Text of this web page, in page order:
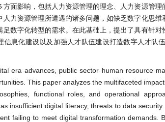
方面影响，包括人力资源管理的理念、人力资源管
人力资源管理所遭遇的诸多问题，如缺乏数字化思
足数字化转型的需求。在此基础上，提出了具有针
信息化建设以及加强人才队伍建设打造数字人才
era advances, public sector human resource
This paper analyzes the multifaceted
functional roles, and operational
insufficient digital literacy, threats to data
failing to meet digital transformation